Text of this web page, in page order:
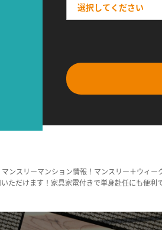
ンスリーマンション情報！マンスリー＋ウィ
ただけます！家具家電付きで単身赴任にも便